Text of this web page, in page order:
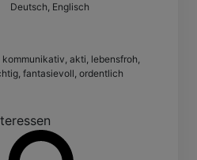
Deutsch, Englisch
kommunikativ, akti, lebensfroh,
fantasievoll, ordentlich